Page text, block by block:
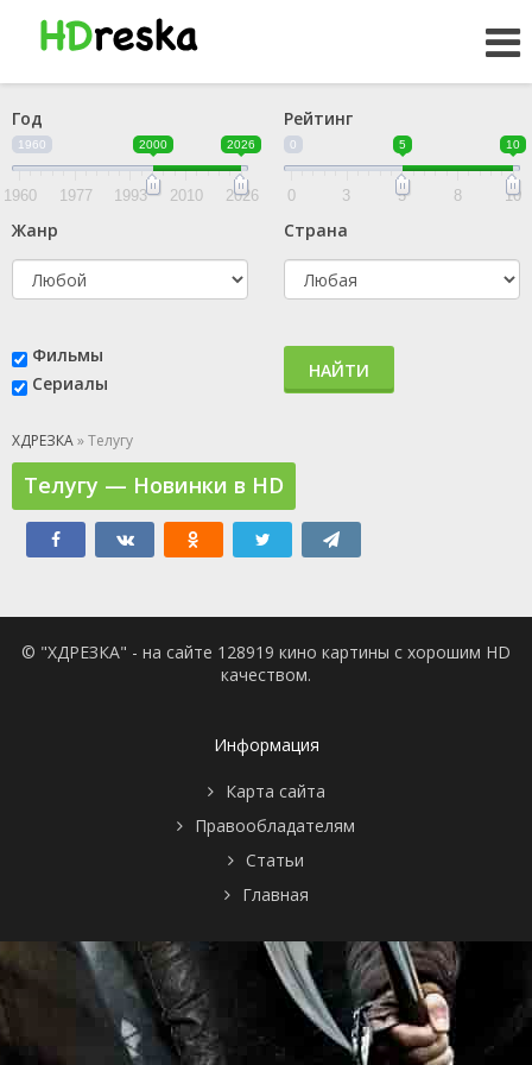
Год
1960 2000 2026
1960 1977 1993 2010 2026
Рейтинг
0 5 10
0 3 5 8 10
Жанр Страна
Фильмы
Сериалы
НАЙТИ
ХДРЕЗКА» Телугу
Телугу — Новинки в HD
© "ХДРЕЗКА" - на сайте 128919 кино картины с хорошим HD
качеством.
Информация
Карта сайта
Правообладателям
Статьи
Главная